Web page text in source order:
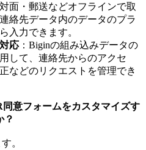
面・郵送などオフラインで取
絡先データ内のデータのプラ
入力できます。
応 ：Biginの組み込みデータの
して、連絡先からのアクセ
などのリクエストを管理でき
意フォームをカスタマイズす
？
。